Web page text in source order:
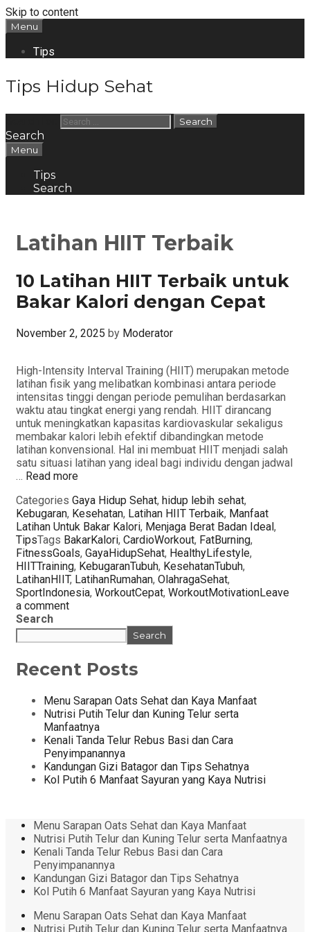
Skip to content
Menu
Tips
Tips Hidup Sehat
Search
Menu
Tips
Search
Latihan HIIT Terbaik
10 Latihan HIIT Terbaik untuk
Bakar Kalori dengan Cepat
November 2, 2025 by Moderator
High-Intensity Interval Training (HIIT) merupakan metode
latihan fisik yang melibatkan kombinasi antara periode
intensitas tinggi dengan periode pemulihan berdasarkan
waktu atau tingkat energi yang rendah. HIIT dirancang
untuk meningkatkan kapasitas kardiovaskular sekaligus
membakar kalori lebih efektif dibandingkan metode
latihan konvensional. Hal ini membuat HIIT menjadi salah
satu situasi latihan yang ideal bagi individu dengan jadwal
… Read more
Categories Gaya Hidup Sehat, hidup lebih sehat,
Kebugaran, Kesehatan, Latihan HIIT Terbaik, Manfaat
Latihan Untuk Bakar Kalori, Menjaga Berat Badan Ideal,
TipsTags BakarKalori, CardioWorkout, FatBurning,
FitnessGoals, GayaHidupSehat, HealthyLifestyle,
HIITTraining, KebugaranTubuh, KesehatanTubuh,
LatihanHIIT, LatihanRumahan, OlahragaSehat,
SportIndonesia, WorkoutCepat, WorkoutMotivationLeave
a comment
Search
Search
Recent Posts
Menu Sarapan Oats Sehat dan Kaya Manfaat
Nutrisi Putih Telur dan Kuning Telur serta
Manfaatnya
Kenali Tanda Telur Rebus Basi dan Cara
Penyimpanannya
Kandungan Gizi Batagor dan Tips Sehatnya
Kol Putih 6 Manfaat Sayuran yang Kaya Nutrisi
Menu Sarapan Oats Sehat dan Kaya Manfaat
Nutrisi Putih Telur dan Kuning Telur serta Manfaatnya
Kenali Tanda Telur Rebus Basi dan Cara
Penyimpanannya
Kandungan Gizi Batagor dan Tips Sehatnya
Kol Putih 6 Manfaat Sayuran yang Kaya Nutrisi
Menu Sarapan Oats Sehat dan Kaya Manfaat
Nutrisi Putih Telur dan Kuning Telur serta Manfaatnya